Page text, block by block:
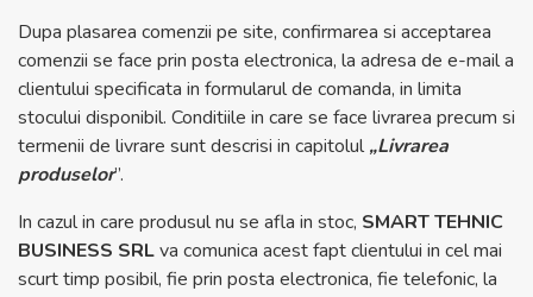
Dupa plasarea comenzii pe site, confirmarea si acceptarea
comenzii se face prin posta electronica, la adresa de e-mail a
clientului specificata in formularul de comanda, in limita
stocului disponibil. Conditiile in care se face livrarea precum si
termenii de livrare sunt descrisi in capitolul„Livrarea
produselor”.
In cazul in care produsul nu se afla in stoc, SMART TEHNIC
BUSINESS SRLva comunica acest fapt clientului in cel mai
scurt timp posibil, fie prin posta electronica, fie telefonic, la